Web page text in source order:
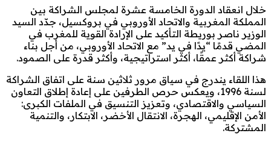
خلال انعقاد الدورة الخامسة عشرة لمجلس الشراكة بين
المملكة المغربية والاتحاد الأوروبي في بروكسيل، جدّد السيد
الوزير ناصر بوريطة التأكيد على الإرادة القوية للمغرب في
المضي قدمًا “يدًا في يد” مع الاتحاد الأوروبي، من أجل بناء
شراكة أكثر عمقًا، أكثر استراتيجية، وأكثر قدرة على الصمود.
هذا اللقاء يندرج في سياق مرور ثلاثين سنة على اتفاق الشراكة
لسنة 1996، ويعكس حرص الطرفين على إعادة إطلاق التعاون
السياسي والاقتصادي، وتعزيز التنسيق في الملفات الكبرى:
الأمن الإقليمي، الهجرة، الانتقال الأخضر، الابتكار، والتنمية
المشتركة.